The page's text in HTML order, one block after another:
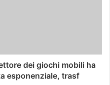
dei giochi mobili ha
esponenziale, trasf